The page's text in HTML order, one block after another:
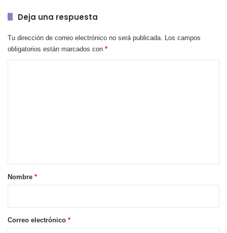
Deja una respuesta
Tu dirección de correo electrónico no será publicada.
Los campos
obligatorios están marcados con *
r
*
Nombre *
Correo electrónico *